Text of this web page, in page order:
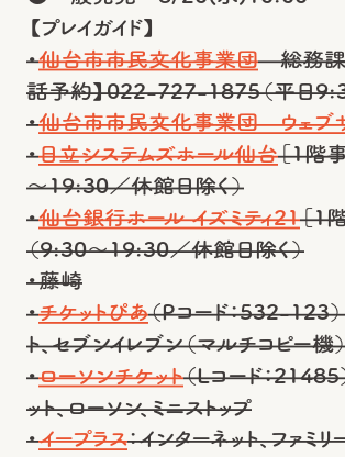
【プレイガイド】
・仙台市市民文化事業団総務課
話予約】022-727-1875（平日
・仙台市市民文化事業団 ウェブ
・日立システムズホール仙台［1階
～19:30／休館日除く）
・仙台銀行ホール イズミティ21［1
（9:30～19:30／休館日除く）
・藤崎
・チケットぴあ（Pコード：532-123）
ト、セブンイレブン（マルチコピー機
・ローソンチケット（Lコード：21485
ット、ローソン、ミニストップ
・イープラス：インターネット、ファミ